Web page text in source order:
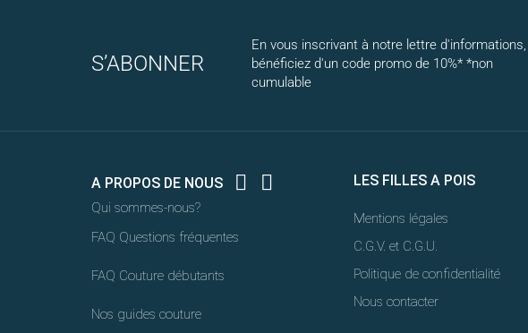
S’ABONNER
En vous inscrivant à notre lettre d'informations,
bénéficiez d'un code promo de 10%* *non
cumulable
A PROPOS DE NOUS  
Qui sommes-nous?
FAQ Questions fréquentes
FAQ Couture débutants
Nos guides couture
LES FILLES A POIS
Mentions légales
C.G.V. et C.G.U.
Politique de confidentialité
Nous contacter